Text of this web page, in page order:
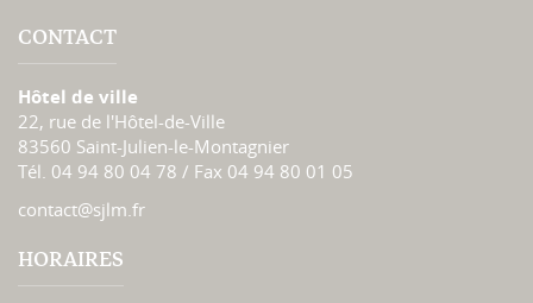
CONTACT
Hôtel de ville
22, rue de l'Hôtel-de-Ville
83560 Saint-Julien-le-Montagnier
Tél. 04 94 80 04 78 / Fax 04 94 80 01 05
contact@sjlm.fr
HORAIRES